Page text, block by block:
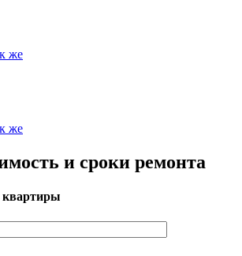
же
же
и сроки ремонта